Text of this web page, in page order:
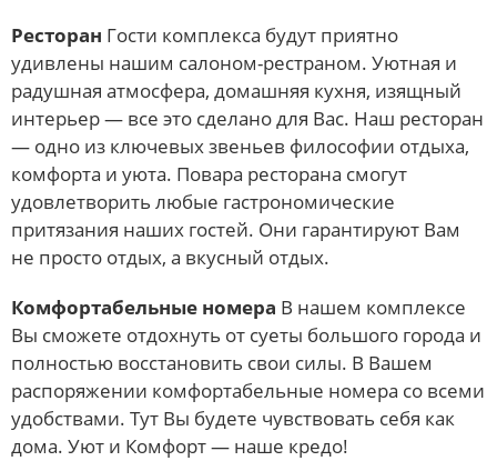
Ресторан Гости комплекса будут приятно
удивлены нашим салоном-рестраном. Уютная и
радушная атмосфера, домашняя кухня, изящный
интерьер — все это сделано для Вас. Наш ресторан
— одно из ключевых звеньев философии отдыха,
комфорта и уюта. Повара ресторана смогут
удовлетворить любые гастрономические
притязания наших гостей. Они гарантируют Вам
не просто отдых, а вкусный отдых.
Комфортабельные номера В нашем комплексе
Вы сможете отдохнуть от суеты большого города и
полностью восстановить свои силы. В Вашем
распоряжении комфортабельные номера со всеми
удобствами. Тут Вы будете чувствовать себя как
дома. Уют и Комфорт — наше кредо!